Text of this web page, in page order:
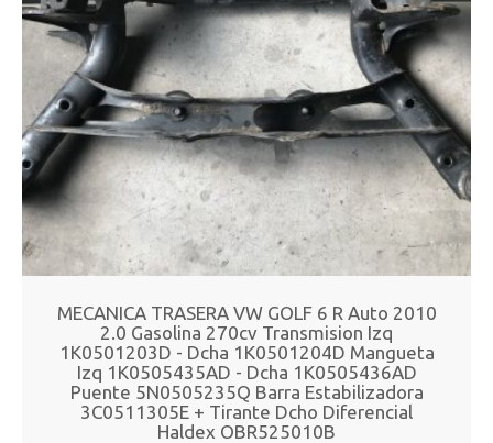
MECANICA TRASERA VW GOLF 6 R Auto 2010
2.0 Gasolina 270cv Transmision Izq
1K0501203D - Dcha 1K0501204D Mangueta
Izq 1K0505435AD - Dcha 1K0505436AD
Puente 5N0505235Q Barra Estabilizadora
3C0511305E + Tirante Dcho Diferencial
Haldex OBR525010B